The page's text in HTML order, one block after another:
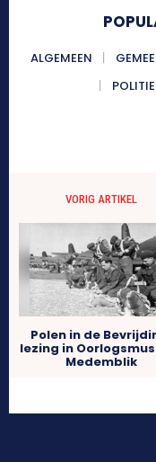
ALGEMEEN
VORIG ARTIKEL
Polen in de
lezing in
Medemblik